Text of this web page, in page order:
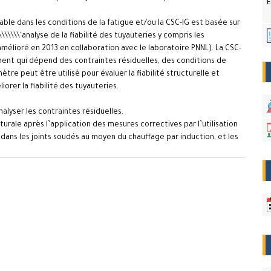
dans les conditions de la fatigue et/ou la CSC-IG est basée sur
de la fiabilité des tuyauteries y compris les
en 2013 en collaboration avec le laboratoire PNNL). La CSC-
qui dépend des contraintes résiduelles, des conditions de
peut être utilisé pour évaluer la fiabilité structurelle et
la fiabilité des tuyauteries.
les contraintes résiduelles.
après l’application des mesures correctives par l’utilisation
les joints soudés au moyen du chauffage par induction, et les